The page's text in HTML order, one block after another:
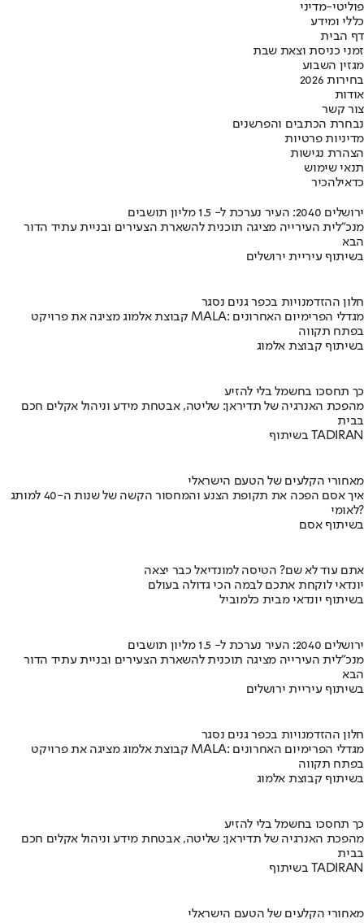
פוליטי-מדיני
כללי ומידע
דף הבית
זמני כניסת וצאת שבת
מגזין השבוע
בחירות 2026
אודות
צור קשר
נבחרת הכתבים והפרשנים
מדיניות פרטיות
הצהרת נגישות
תנאי שימוש
כדאילהכיר
ירושלים 2040: העיר נערכת ל- 1.5 מליון תושבים
מנכ"לית העירייה מציגה תוכנית להשארת הצעירים ובניית עתיד הדור
הבא
בשיתוף עיריית ירושלים
חלון ההזדמנויות בכפר גנים נסגר
קבוצת אלמוג מציגה את פרויקט MALA: מגדלי הפרימיום האחרונים
בפתח תקווה
בשיתוף קבוצת אלמוג
כך תחסכו בחשמל בלי להזיע
מהפכת האנרגיה של תדיראן: שליטה, אבטחת מידע וניהול אקלים חכם
בבית
בשיתוף TADIRAN
מאחורי הקלעים של הטעם הישראלי
איך אסם הפכה את תקופת הצנע והמחסור הקשה של שנות ה-40 למותג
לאומי?
בשיתוף אסם
אתם עוד לא שם? הטיסה למונדיאל כבר יצאה
יונדאי לוקחת אתכם לבמה הכי גדולה בעולם
בשיתוף יונדאי מבית כלמוביל
ירושלים 2040: העיר נערכת ל- 1.5 מליון תושבים
מנכ"לית העירייה מציגה תוכנית להשארת הצעירים ובניית עתיד הדור
הבא
בשיתוף עיריית ירושלים
חלון ההזדמנויות בכפר גנים נסגר
קבוצת אלמוג מציגה את פרויקט MALA: מגדלי הפרימיום האחרונים
בפתח תקווה
בשיתוף קבוצת אלמוג
כך תחסכו בחשמל בלי להזיע
מהפכת האנרגיה של תדיראן: שליטה, אבטחת מידע וניהול אקלים חכם
בבית
בשיתוף TADIRAN
מאחורי הקלעים של הטעם הישראלי